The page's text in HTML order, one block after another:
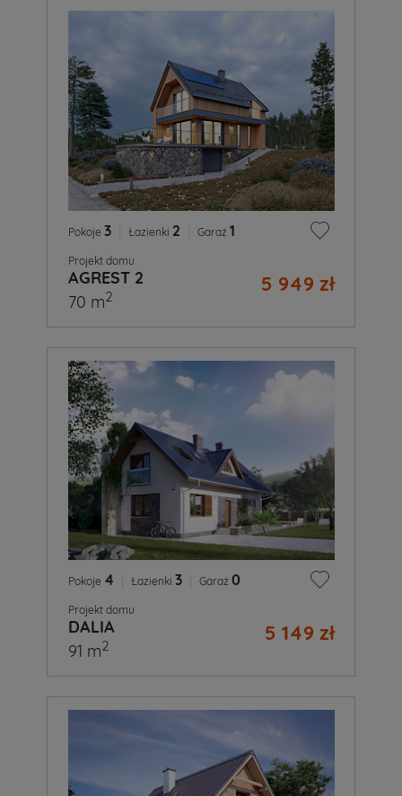
Pokoje 3 Łazienki 2 Garaż 1
Projekt domu
AGREST 2 5 949 zł
70 m2
Pokoje 4 Łazienki 3 Garaż 0
Projekt domu
DALIA 5 149 zł
91 m2